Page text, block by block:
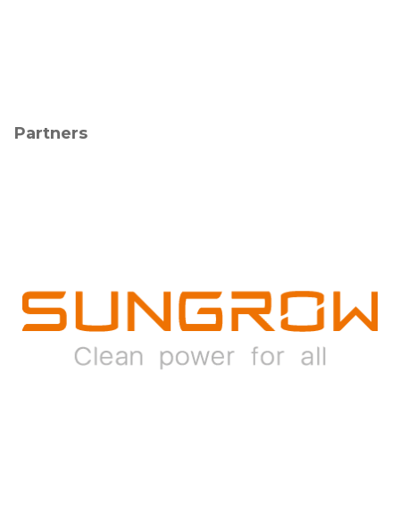
Partners